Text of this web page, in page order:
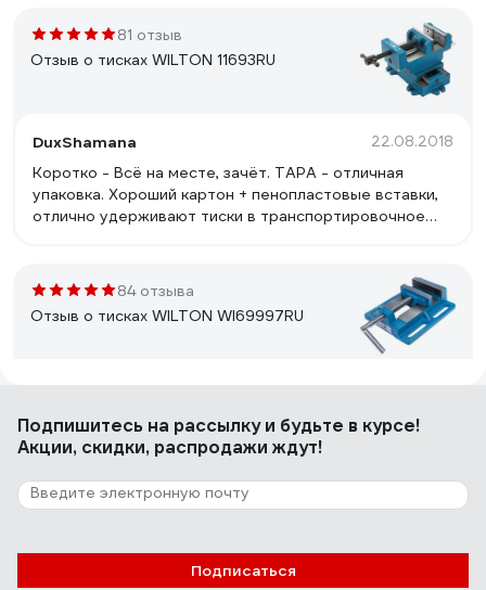
81 отзыв
Отзыв о тисках WILTON 11693RU
DuxShamana 22.08.2018
Коротко - Всё на месте, зачёт. ТАРА - отличная
упаковка. Хороший картон + пенопластовые вставки,
отлично удерживают тиски в транспортировочное
умеренно натянутый, без люфтов. Фактически
такойже как и на станках. Ласто-хвост как и на
взрослых станках имеет возможность регулировки.
ЛИМБЫ - хорошо читаемые. МЕХОБРАБОТКА
цены, на уровне, что приятно порадовало.
84 отзыва
Отзыв о тисках WILTON WI69997RU
Нормальные тиски. Поверхность ровная, плавный ход
губок.
Отзыв о тисках WILTON WI91193RU
Подпишитесь на рассылкуи будьте в курсе!
Акции, скидки, распродажи ждут!
Подписаться